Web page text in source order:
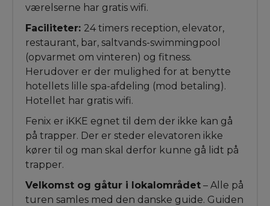
værelserne har gratis wifi.
Faciliteter: 24 timers reception, elevator,
restaurant, bar, saltvands-swimmingpool
(opvarmet om vinteren) og fitness.
Herudover er der mulighed for at benytte
hotellets lille spa-afdeling (mod betaling).
Hotellet har gratis wifi.
Fenix er iKKE egnet til dem der ikke kan gå
på trapper. Der er steder elevatoren ikke
kører til og man skal derfor kunne gå lidt på
trapper.
Velkomst og gåtur i lokalområdet – Alle på
turen samles med den danske guide. Guiden